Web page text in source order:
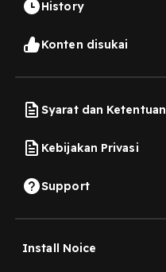
History
Konten disukai
Syarat dan Ketentuan
Kebijakan Privasi
Support
Install Noice